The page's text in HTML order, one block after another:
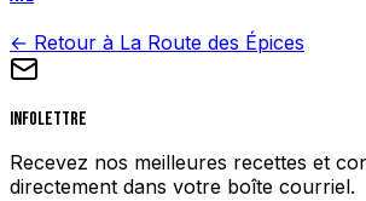
← Retour à La Route des Épices
Infolettre
Recevez nos meilleures recettes et
directement dans votre boîte courriel.